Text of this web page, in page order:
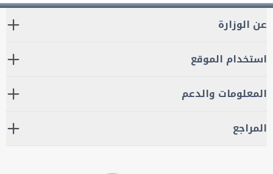
عن الوزارة
استخدام الموقع
المعلومات والدعم
المراجع